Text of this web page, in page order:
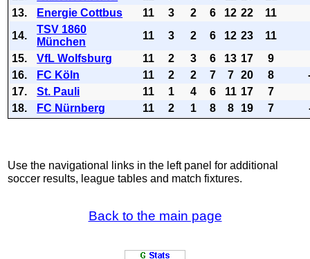
13.
Energie Cottbus 11 3 2 6 12 22
11
14.
TSV 1860
München
11 3 2 6 12 23
11
15.
VfL Wolfsburg 11 2 3 6 13 17
9
16.
FC Köln 11 2 2 7 7 20 8
17.
St. Pauli 11 1 4 6 11 17
7
18.
FC Nürnberg 11 2 1 8 8 19 7
Use the navigational links in the left panel for additional
soccer results, league tables and match fixtures.
Back to the main page